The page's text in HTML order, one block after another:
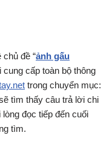
đề “ảnh gấu
cung cấp toàn bộ thông
trong chuyển mục:
tìm thấy câu trả lời chi
đọc tiếp đến cuối
tìm.